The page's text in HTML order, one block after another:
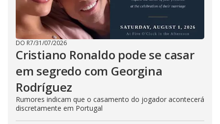
DO R7/31/07/2026
Cristiano Ronaldo pode se casar
em segredo com Georgina
Rodríguez
Rumores indicam que o casamento do jogador acontecerá
discretamente em Portugal